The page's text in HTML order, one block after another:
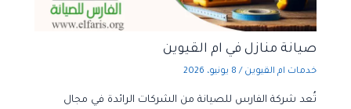
صيانة منازل في ام القيوين
خدمات ام القيوين / 8 يونيو، 2026
تُعد شركة الفارس للصيانة من الشركات الرائدة في مجال